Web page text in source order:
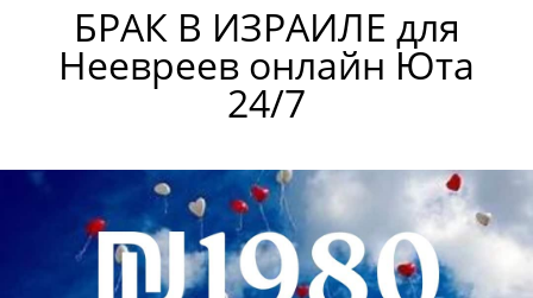
БРАК В ИЗРАИЛЕ для
Неевреев онлайн Юта
24/7